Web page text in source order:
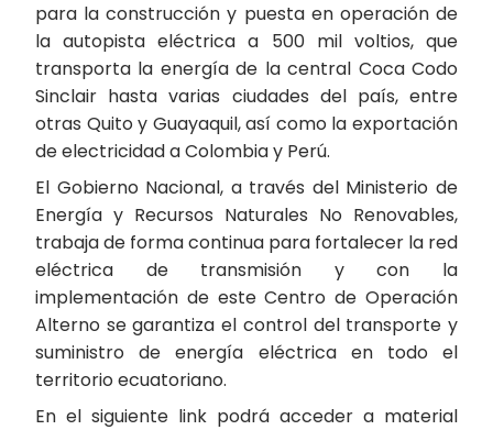
para la construcción y puesta en operación de
la autopista eléctrica a 500 mil voltios, que
transporta la energía de la central Coca Codo
Sinclair hasta varias ciudades del país, entre
otras Quito y Guayaquil, así como la exportación
de electricidad a Colombia y Perú.
El Gobierno Nacional, a través del Ministerio de
Energía y Recursos Naturales No Renovables,
trabaja de forma continua para fortalecer la red
eléctrica de transmisión y con la
implementación de este Centro de Operación
Alterno se garantiza el control del transporte y
suministro de energía eléctrica en todo el
territorio ecuatoriano.
En el siguiente link podrá acceder a material